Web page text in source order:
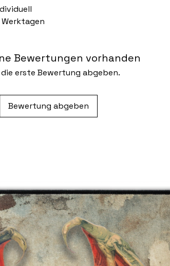
Bewertungen vorhanden
erste Bewertung abgeben.
Bewertung abgeben